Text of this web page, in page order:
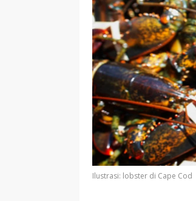
Ilustrasi: lobster di Cape Cod